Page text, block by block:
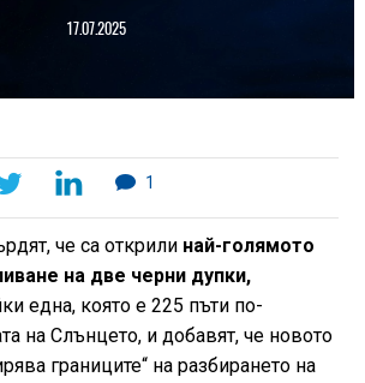
17.07.2025
1
че са открили най-голямото
на две черни дупки,
една, която е 225 пъти по-
на Слънцето, и добавят, че новото
границите“ на разбирането на